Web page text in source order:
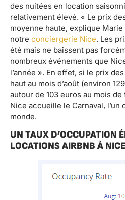
des nuitées en location
relativement élevé. « Le prix
moyenne haute, explique
notre conciergerie Nice. Les
été mais ne baissent pas
nombreux événements que
l’année ». En effet, si le prix
haut au mois d’août (environ
autour de 103 euros au mois
Nice accueille le Carnaval, l’un
monde.
UN TAUX D’OCCUPATION
LOCATIONS AIRBNB À NICE